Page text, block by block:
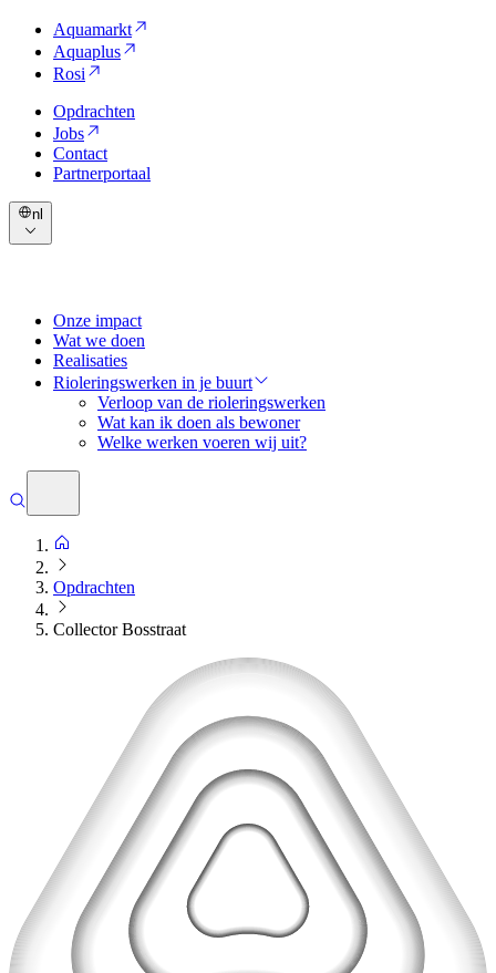
Aquamarkt
Aquaplus
Rosi
Opdrachten
Jobs
Contact
Partnerportaal
nl
Onze impact
Wat we doen
Realisaties
Rioleringswerken in je buurt
Verloop van de rioleringswerken
Wat kan ik doen als bewoner
Welke werken voeren wij uit?
Opdrachten
Collector Bosstraat